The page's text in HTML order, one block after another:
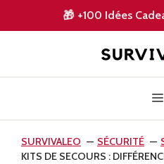
🎁 +100 Idées
SURVIVALEO SÉCURITÉ
KITS DE SECOURS :